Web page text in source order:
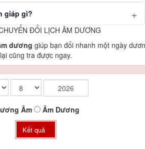
giáp gì?
ĐỔI LỊCH ÂM DƯƠNG
dương giúp bạn đổi nhanh một ngày
cũng tra được ngay.
Âm Âm Dương
Kết quả